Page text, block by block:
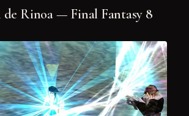
de Rinoa — Final Fantasy 8